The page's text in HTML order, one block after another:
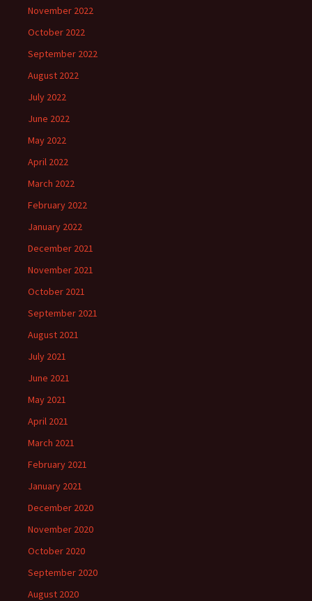
November 2022
October 2022
September 2022
August 2022
July 2022
June 2022
May 2022
April 2022
March 2022
February 2022
January 2022
December 2021
November 2021
October 2021
September 2021
August 2021
July 2021
June 2021
May 2021
April 2021
March 2021
February 2021
January 2021
December 2020
November 2020
October 2020
September 2020
August 2020